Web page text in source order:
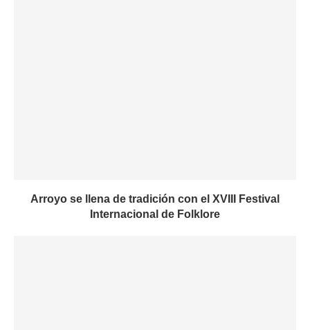
Arroyo se llena de tradición con el XVIII Festival
Internacional de Folklore